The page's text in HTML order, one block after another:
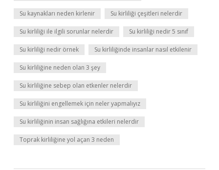
Su kaynakları neden kirlenir Su kirliliği çeşitleri nelerdir
Su kirliliği ile ilgili sorunlar nelerdir Su kirliliği nedir 5 sınıf
Su kirliliği nedir örnek Su kirliliğinde insanlar nasıl etkilenir
Su kirliliğine neden olan 3 şey
Su kirliliğine sebep olan etkenler nelerdir
Su kirliliğini engellemek için neler yapmalıyız
Su kirliliğinin insan sağlığına etkileri nelerdir
Toprak kirliliğine yol açan 3 neden